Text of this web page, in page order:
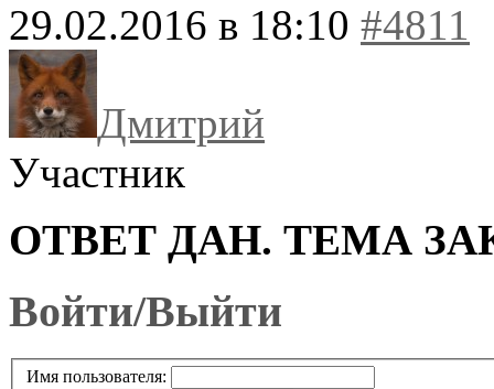
29.02.2016 в 18:10 #4811
Дмитрий
Участник
ОТВЕТ ДАН. ТЕМА
Войти/Выйти
Имя пользователя: